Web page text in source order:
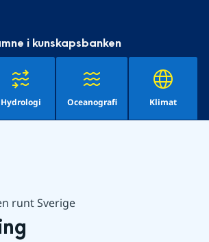
i kunskapsbanken
Hydrologi Oceanografi Klimat
runt Sverige